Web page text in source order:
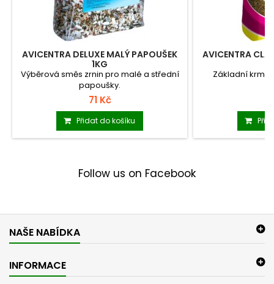
AVICENTRA DELUXE MALÝ PAPOUŠEK
1KG
Výběrová směs zrnin pro malé a střední
papoušky.
71 Kč
Přidat do košíku
AVICENTRA
Základní
Follow us on Facebook
NAŠE NABÍDKA
INFORMACE